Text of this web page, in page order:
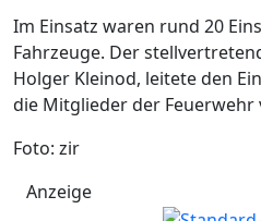
Im Einsatz waren rund 20
Fahrzeuge. Der
Holger Kleinod, leitete den
die Mitglieder der Feuerwehr
Foto: zir
Anzeige